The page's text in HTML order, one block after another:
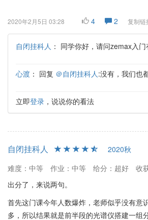
2020年2月5日 03:28 4 2 复制链
自闭挂科人 ： 同学你好，请问zemax入
心渡 ： 回复 ＠自闭挂科人:没有，我们也
立即登录 ，说说你的看法
自闭挂科人
2020秋
难度：中等
作业：中等 给分：超好
收
出分了，来说两句。
首先这门课今年人数爆炸，老师似乎没有意
多，所以结果就是前半段的光谱仪搭建一组